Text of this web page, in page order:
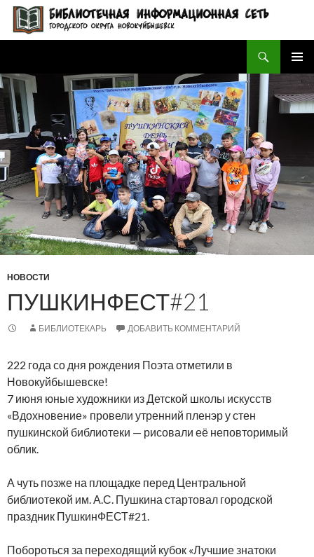
БИБЛИОТЕЧНАЯ ИНФОРМАЦИОННАЯ СЕТЬ городского округа Новокуйбышевск
МЕНЮ
К
СОДЕРЖИМОМУ
НОВОСТИ
ПУШКИНФЕСТ#21
БИБЛИОТЕКАРЬ ДОБАВИТЬ КОММЕНТАРИЙ
222 года со дня рождения Поэта отметили в
Новокуйбышевске!
7 июня юные художники из Детской школы искусств
«Вдохновение» провели утренний пленэр у стен
пушкинской библиотеки — рисовали её неповторимый
облик.
А чуть позже на площадке перед Центральной
библиотекой им. А.С. Пушкина стартовал городской
праздник ПушкинФЕСТ#21.
Побороться за переходящий кубок «Лучшие знатоки